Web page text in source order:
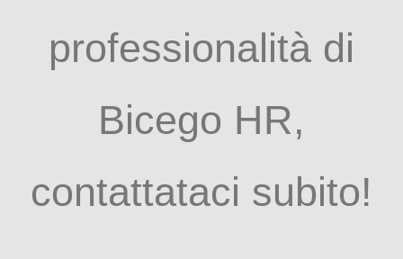
professionalità di
Bicego HR,
contattataci subito!